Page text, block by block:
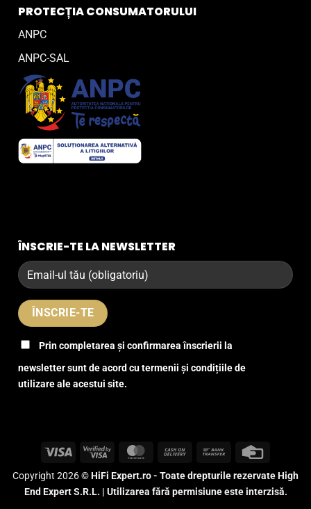
PROTECȚIA CONSUMATORULUI
ANPC
ANPC-SAL
ÎNSCRIE-TE LA NEWSLETTER
Prin completarea și confirmarea înscrierii la
newsletter sunt de acord cu termenii și condițiile de
utilizare ale acestui site.
Visa
Visa
MasterCardCash
Delivery
Bank
Copyright 2026 ©HiFi Expert.ro - Toate drepturile rezervate High
End Expert S.R.L. | Utilizarea fără permisiune este interzisă.